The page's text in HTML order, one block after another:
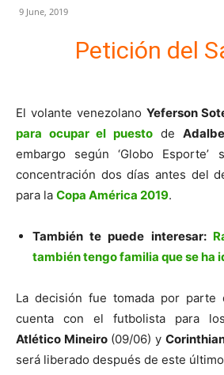
9 June, 2019
Petición del
El volante venezolano Yeferson
para ocupar el puesto de
embargo según ‘Globo
concentración dos días antes del
para la Copa América 2019.
También te puede interesar:
también tengo familia que se ha
La decisión fue tomada por parte
cuenta con el futbolista para
Atlético Mineiro(09/06) y
será liberado después de este